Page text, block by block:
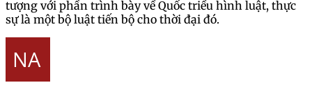
tượng với phần trình bày về Quốc triều hình luật, thực
sự là một bộ luật tiến bộ cho thời đại đó.